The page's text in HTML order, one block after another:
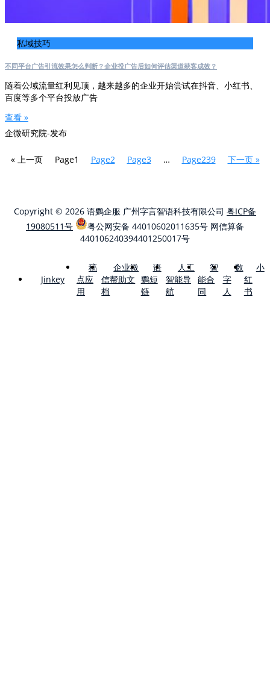
私域技巧
不同平台广告引流效果怎么判断？企业投广告后如何评估渠道获客成效？
随着公域流量红利见顶，越来越多的企业开始尝试在抖音、小红书、
百度等多个平台投放广告
查看 »
企微研究院-发布
« 上一页 Page1 Page2 Page3 … Page239 下一页 »
Copyright © 2026 语鹦企服 广州字言智语科技有限公司 粤ICP备
19080511号
粤公网安备 44010602011635号 网信算备
440106240394401250017号
Jinkey
稿
点应
用
企业微
信帮助文
档
语
鹦短
链
人工
智能导
航
智
能合
同
数
字
人
小
红
书